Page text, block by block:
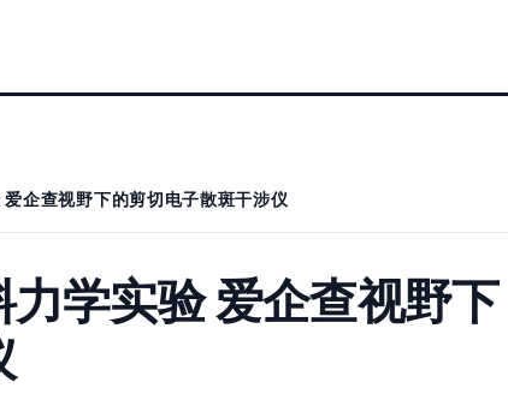
企查视野下的剪切电子散斑干涉仪
学实验 爱企查视野下